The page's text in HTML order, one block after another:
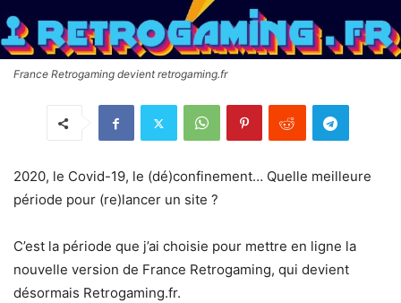
France Retrogaming devient retrogaming.fr
2020, le Covid-19, le (dé)confinement… Quelle meilleure
période pour (re)lancer un site ?
C’est la période que j’ai choisie pour mettre en ligne la
nouvelle version de France Retrogaming, qui devient
désormais Retrogaming.fr.